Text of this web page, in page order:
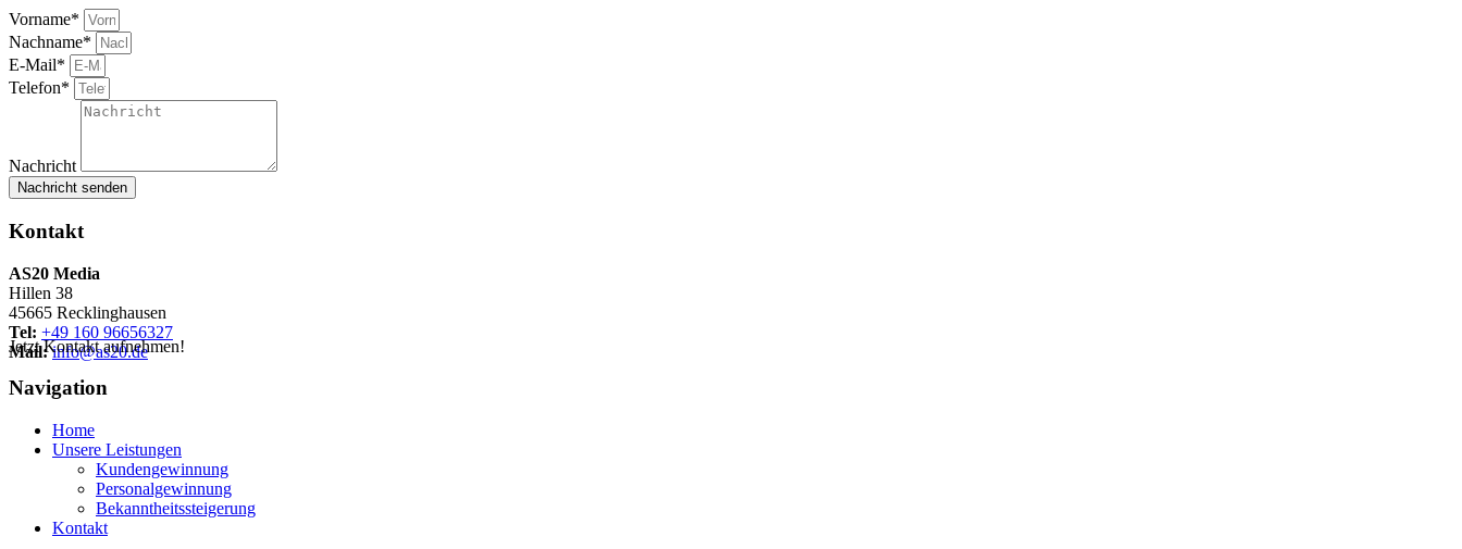
Vorname*
Nachname*
E-Mail*
Telefon*
Nachricht
Nachricht senden
Kontakt
AS20 Media
Hillen 38
45665 Recklinghausen
Tel: +49 160 96656327
Mail: info@as20.de
Jetzt Kontakt aufnehmen!
Navigation
Home
Unsere Leistungen
Kundengewinnung
Personalgewinnung
Bekanntheitssteigerung
Kontakt